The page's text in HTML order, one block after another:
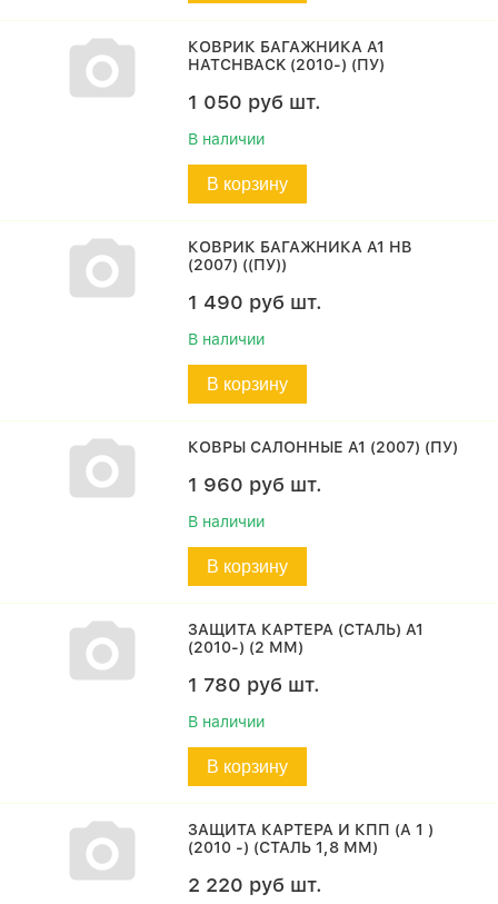
КОВРИК БАГАЖНИКА A1
HATCHBACK (2010-) (ПУ)
1 050 руб шт.
В наличии
В корзину
КОВРИК БАГАЖНИКА A1 HB
(2007) ((ПУ))
1 490 руб шт.
В наличии
В корзину
КОВРЫ САЛОННЫЕ A1 (2007) (ПУ)
1 960 руб шт.
В наличии
В корзину
ЗАЩИТА КАРТЕРА (СТАЛЬ) A1
(2010-) (2 ММ)
1 780 руб шт.
В наличии
В корзину
ЗАЩИТА КАРТЕРА И КПП (A 1 )
(2010 -) (СТАЛЬ 1,8 ММ)
2 220 руб шт.